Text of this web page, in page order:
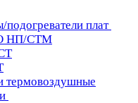
подогреватели плат
НП/СТМ
термовоздушные